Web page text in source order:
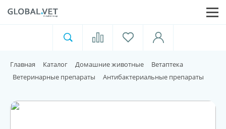
Для пищевой индустрии
Домашние животные
Главная Каталог Домашние животные
Ветаптека
Ветеринарные препараты
Антибактериальные препараты